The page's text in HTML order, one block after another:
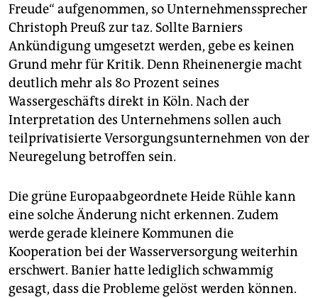
Freude“ aufgenommen, so Unternehmenssprecher
Christoph Preuß zur taz. Sollte Barniers
Ankündigung umgesetzt werden, gebe es keinen
Grund mehr für Kritik. Denn Rheinenergie macht
deutlich mehr als 80 Prozent seines
Wassergeschäfts direkt in Köln. Nach der
Interpretation des Unternehmens sollen auch
teilprivatisierte Versorgungsunternehmen von der
Neuregelung betroffen sein.
Die grüne Europaabgeordnete Heide Rühle kann
eine solche Änderung nicht erkennen. Zudem
werde gerade kleinere Kommunen die
Kooperation bei der Wasserversorgung weiterhin
erschwert. Banier hatte lediglich schwammig
gesagt, dass die Probleme gelöst werden können.